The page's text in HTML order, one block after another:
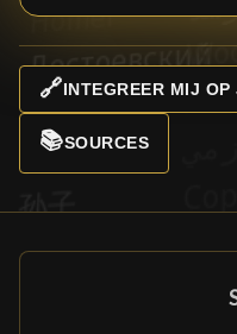
🔗INTEGREER MIJ OP
📚SOURCES